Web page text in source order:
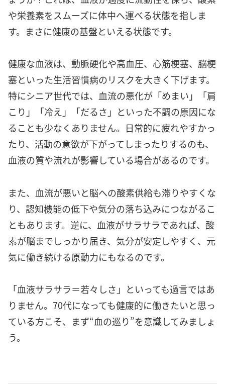
や栄養素をスムーズに体中へ運べる状態を指しま
す。まさに健康の基盤といえる状態です。
健康な血液は、動脈硬化や高血圧、心筋梗塞、脳梗
塞といった生活習慣病のリスクを大きく下げます。
特にシニア世代では、血流の悪化が「めまい」「肩
こり」「冷え」「だるさ」といった不調の原因にな
ることも少なくありません。日常的に疲れやすかっ
たり、活動の意欲が下がってしまったりするのも、
血液の質や流れが影響している場合があるのです。
また、血流が悪いと脳への酸素供給も滞りやすくな
り、認知機能の低下や気分の落ち込みにつながるこ
ともあります。逆に、血液がサラサラであれば、酸
素が脳までしっかり届き、気分が安定しやすく、元
気に働き続ける原動力にもなるのです。
「血液サラサラ＝若々しさ」といっても過言ではあ
りません。70代になっても健康的に働きたいと思っ
ている方こそ、まず“血の巡り”を意識してみましょ
う。